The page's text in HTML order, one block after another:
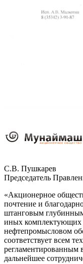
С.В. Пушкарев
Председатель
«Акционерное
почтение и
штанговым
иных комплектующих
нефтепромысловом
соответствует всем
регламентированным
дальнейшее